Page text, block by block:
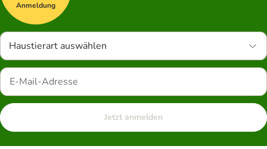
Anmeldung
Haustierart auswählen
Jetzt anmelden